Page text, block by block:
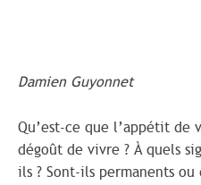
Damien Guyonnet
Qu’est-ce que l’appétit de
dégoût de vivre ? À quels
ils ? Sont-ils permanents ou